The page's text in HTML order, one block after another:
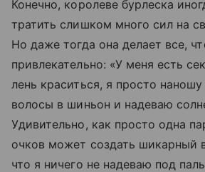
Конечно, королеве бурлеска
тратить слишком много сил на
Но даже тогда она делает все,
привлекательно: «У меня есть
лень краситься, я просто
волосы в шиньон и надеваю
Удивительно, как просто одна
очков может создать шикарный
что я ничего не надеваю под